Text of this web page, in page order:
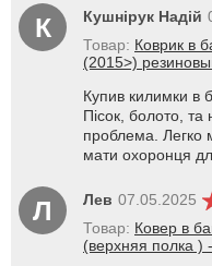
К Кушнірук Надій
Товар: Коврик в
(2015>)
Купив килимки в
Пісок, болото, та
проблема. Легко
мати охоронця
Л Лев 07.05.2025
Товар: Ковер в
(верхняя полка )